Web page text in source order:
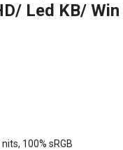
Led KB/ Win
100% sRGB